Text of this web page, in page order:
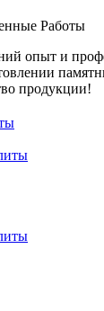
Работы
опыт и
продукции!